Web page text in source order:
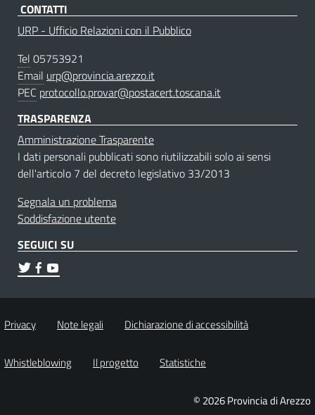
CONTATTI
URP - Ufficio Relazioni con il Pubblico
Tel 05753921
Email urp@provincia.arezzo.it
PEC protocollo.provar@postacert.toscana.it
TRASPARENZA
Amministrazione Trasparente
I dati personali pubblicati sono riutilizzabili solo ai sensi
dell'articolo 7 del decreto legislativo 33/2013
Segnala un problema
Soddisfazione utente
SEGUICI SU
Privacy Note legali Dichiarazione di accessibilità
Whistleblowing Il progetto Statistiche
© 2026 Provincia di Arezzo